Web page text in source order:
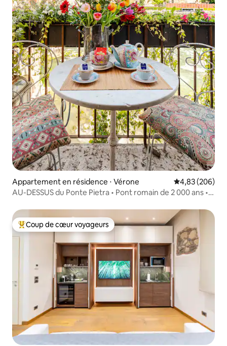
Appartement en résidence ⋅ Vérone Évaluation
4,83 (206)
AU-DESSUS du Ponte Pietra • Pont romain de 2 000 ans •
Coups de cœur voyageurs les plus appréciés
Coup de cœur voyageurs